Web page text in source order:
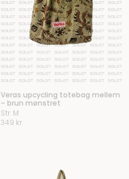
Veras upcycling totebag mellem
– brun mønstret
Str. M
349 kr.